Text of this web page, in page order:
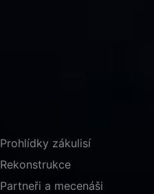
Prohlídky zákulisí
Rekonstrukce
Partneři a mecenáši